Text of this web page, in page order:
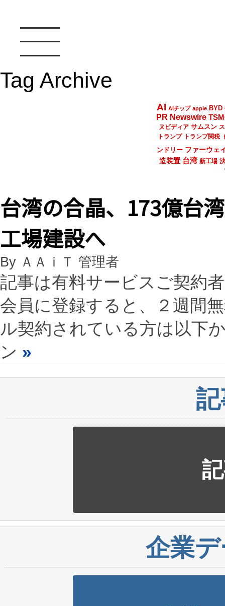
Tag Archive
AI AIチップ apple BYD
PR Newswire
ヌビディア サムスン
トランプ
トランプ関税
ンドリー ファーウェ
造装置 台湾 新工場
台湾の合晶、173億台
工場建設へ
By ＡＡｉＴ 管理者
記事は有料サービスご契約
会員に登録すると、２週間
ル契約されている方は以下
ン »
企業